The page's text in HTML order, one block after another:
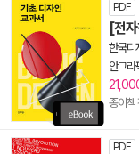
PDF
[전
한국디
안그라
종이책
PDF